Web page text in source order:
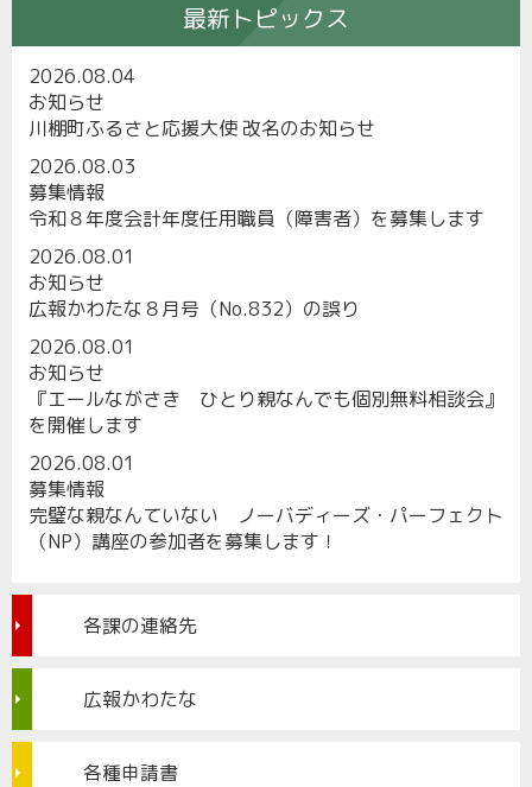
最新トピックス
2026.08.04
お知らせ
川棚町ふるさと応援大使 改名のお知らせ
2026.08.03
募集情報
令和８年度会計年度任用職員（障害者）を募集します
2026.08.01
お知らせ
広報かわたな８月号（No.832）の誤り
2026.08.01
お知らせ
『エールながさき ひとり親なんでも個別無料相談会』
を開催します
2026.08.01
募集情報
完璧な親なんていない ノーバディーズ・パーフェクト
（NP）講座の参加者を募集します！
各課の連絡先
広報かわたな
各種申請書